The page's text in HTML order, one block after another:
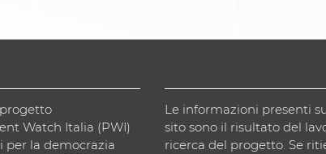
Watch Italia (PWI)
per la democrazia
Le informazioni presenti
sito sono il risultato del
ricerca del progetto. Se